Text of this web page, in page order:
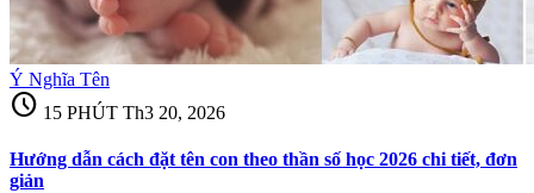
Ý Nghĩa Tên
schedule 15 PHÚT Th3 20, 2026
Hướng dẫn cách đặt tên con theo thần số học 2026 chi tiết, đơn
giản